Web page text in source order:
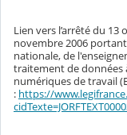
Lien vers l’arrêté du
novembre 2006
nationale, de
traitement de données
numériques de travail
: https://